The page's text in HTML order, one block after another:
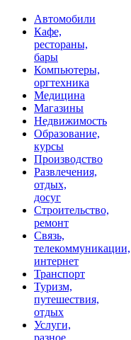
Автомобили
Кафе,
рестораны,
бары
Компьютеры,
оргтехника
Медицина
Магазины
Недвижимость
Образование,
курсы
Производство
Развлечения,
отдых,
досуг
Строительство,
ремонт
Связь,
телекоммуникации,
интернет
Транспорт
Туризм,
путешествия,
отдых
Услуги,
разное